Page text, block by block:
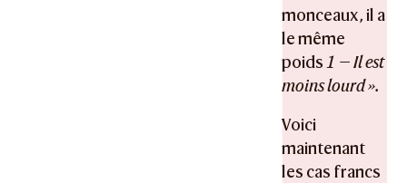
monceaux, il a
le même
poids 1 — Il est
moins lourd ».
Voici
maintenant
les cas francs